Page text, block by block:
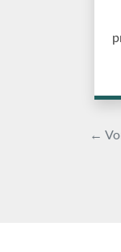
←